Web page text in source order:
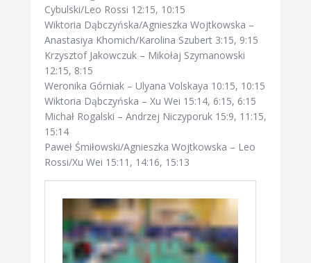
Cybulski/Leo Rossi 12:15, 10:15
Wiktoria Dąbczyńska/Agnieszka Wojtkowska –
Anastasiya Khomich/Karolina Szubert 3:15, 9:15
Krzysztof Jakowczuk – Mikołaj Szymanowski
12:15, 8:15
Weronika Górniak – Ulyana Volskaya 10:15, 10:15
Wiktoria Dąbczyńska – Xu Wei 15:14, 6:15, 6:15
Michał Rogalski – Andrzej Niczyporuk 15:9, 11:15,
15:14
Paweł Śmiłowski/Agnieszka Wojtkowska – Leo
Rossi/Xu Wei 15:11, 14:16, 15:13